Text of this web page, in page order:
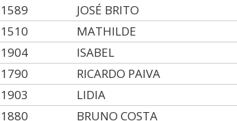
1589 JOSÉ BRITO
1510 MATHILDE
1904 ISABEL
1790 RICARDO PAIVA
1903 LIDIA
1880 BRUNO COSTA